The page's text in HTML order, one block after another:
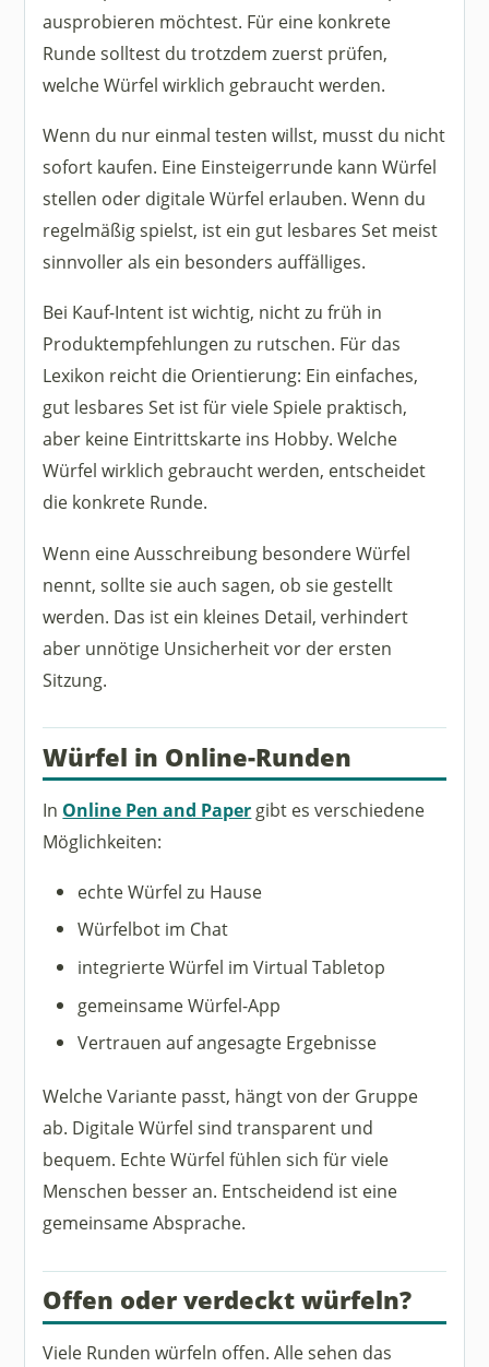
ausprobieren möchtest. Für eine konkrete
Runde solltest du trotzdem zuerst prüfen,
welche Würfel wirklich gebraucht werden.
Wenn du nur einmal testen willst, musst du nicht
sofort kaufen. Eine Einsteigerrunde kann Würfel
stellen oder digitale Würfel erlauben. Wenn du
regelmäßig spielst, ist ein gut lesbares Set meist
sinnvoller als ein besonders auffälliges.
Bei Kauf-Intent ist wichtig, nicht zu früh in
Produktempfehlungen zu rutschen. Für das
Lexikon reicht die Orientierung: Ein einfaches,
gut lesbares Set ist für viele Spiele praktisch,
aber keine Eintrittskarte ins Hobby. Welche
Würfel wirklich gebraucht werden, entscheidet
die konkrete Runde.
Wenn eine Ausschreibung besondere Würfel
nennt, sollte sie auch sagen, ob sie gestellt
werden. Das ist ein kleines Detail, verhindert
aber unnötige Unsicherheit vor der ersten
Sitzung.
Würfel in Online-Runden
In Online Pen and Paper gibt es verschiedene
Möglichkeiten:
echte Würfel zu Hause
Würfelbot im Chat
integrierte Würfel im Virtual Tabletop
gemeinsame Würfel-App
Vertrauen auf angesagte Ergebnisse
Welche Variante passt, hängt von der Gruppe
ab. Digitale Würfel sind transparent und
bequem. Echte Würfel fühlen sich für viele
Menschen besser an. Entscheidend ist eine
gemeinsame Absprache.
Offen oder verdeckt würfeln?
Viele Runden würfeln offen. Alle sehen das